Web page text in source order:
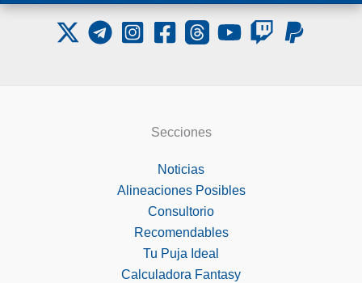
Secciones
Noticias
Alineaciones Posibles
Consultorio
Recomendables
Tu Puja Ideal
Calculadora Fantasy